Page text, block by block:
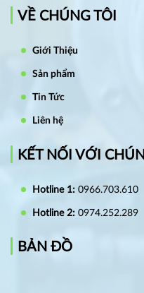
VỀ CHÚNG TÔI
Giới Thiệu
Sản phẩm
Tin Tức
Liên hệ
KẾT NỐI VỚI
Hotline 1: 0966.703.610
Hotline 2: 0974.252.289
BẢN ĐỒ